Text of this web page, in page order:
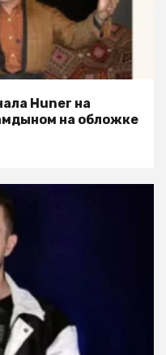
Huner на
на обложке